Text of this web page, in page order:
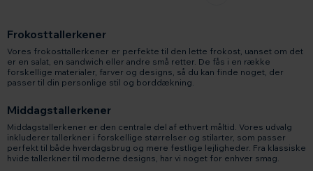
Frokosttallerkener
Vores frokosttallerkener er perfekte til den lette frokost, uanset om det
er en salat, en sandwich eller andre små retter. De fås i en række
forskellige materialer, farver og designs, så du kan finde noget, der
passer til din personlige stil og borddækning.
Middagstallerkener
Middagstallerkener er den centrale del af ethvert måltid. Vores udvalg
inkluderer tallerkner i forskellige størrelser og stilarter, som passer
perfekt til både hverdagsbrug og mere festlige lejligheder. Fra klassiske
hvide tallerkner til moderne designs, har vi noget for enhver smag.